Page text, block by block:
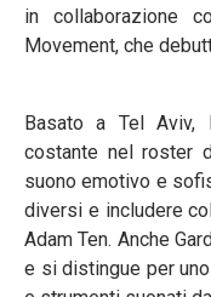
in collaborazione
Movement, che
Basato a Tel Aviv,
costante nel roster
suono emotivo e
diversi e includere
Adam Ten. Anche
e si distingue per